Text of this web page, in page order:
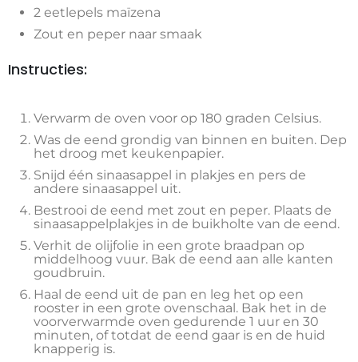
2 eetlepels maïzena
Zout en peper naar smaak
Instructies:
Verwarm de oven voor op 180 graden Celsius.
Was de eend grondig van binnen en buiten. Dep
het droog met keukenpapier.
Snijd één sinaasappel in plakjes en pers de
andere sinaasappel uit.
Bestrooi de eend met zout en peper. Plaats de
sinaasappelplakjes in de buikholte van de eend.
Verhit de olijfolie in een grote braadpan op
middelhoog vuur. Bak de eend aan alle kanten
goudbruin.
Haal de eend uit de pan en leg het op een
rooster in een grote ovenschaal. Bak het in de
voorverwarmde oven gedurende 1 uur en 30
minuten, of totdat de eend gaar is en de huid
knapperig is.